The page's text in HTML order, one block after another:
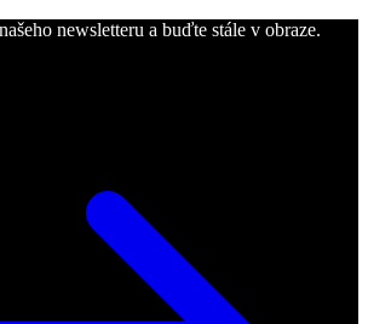
newsletteru a buďte stále v obraze.